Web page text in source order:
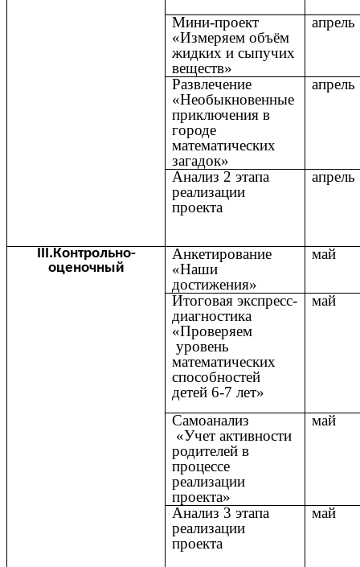
Мини-проект
«Измеряем объём
жидких и сыпучих
веществ»
апрель
Развлечение
«Необыкновенные
приключения в
городе
математических
загадок»
апрель
Анализ 2 этапа
реализации
проекта
апрель
III.Контрольно-
оценочный
Анкетирование
«Наши
достижения»
май
Итоговая экспресс-
диагностика
«Проверяем
уровень
математических
способностей
детей 6-7 лет»
май
Самоанализ
«Учет активности
родителей в
процессе
реализации
проекта»
май
Анализ 3 этапа
реализации
проекта
май